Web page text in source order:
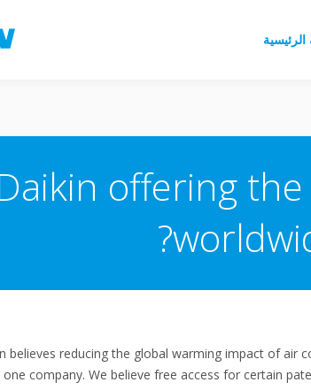
offering
believes reducing the global warming impact of air
one company. We believe free access for certain